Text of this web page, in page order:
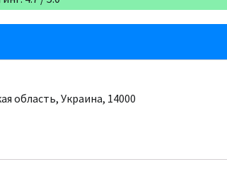
область, Украина, 14000